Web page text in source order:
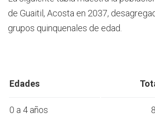
de Guaitil, Acosta en 2037,
grupos quinquenales de edad.
Edades
0 a 4 años